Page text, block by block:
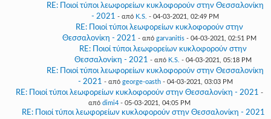
RE: Ποιοί τύποι λεωφορείων κυκλοφορούν στην Θεσσαλονίκη
- 2021 - από K.S. - 04-03-2021, 02:49 PM
RE: Ποιοί τύποι λεωφορείων κυκλοφορούν στην
Θεσσαλονίκη - 2021 - από garvanitis- 04-03-2021, 02:51 PM
RE: Ποιοί τύποι λεωφορείων κυκλοφορούν στην
Θεσσαλονίκη - 2021 - από K.S. - 04-03-2021, 05:18 PM
RE: Ποιοί τύποι λεωφορείων κυκλοφορούν στην Θεσσαλονίκη
- 2021 - από george-oasth- 04-03-2021, 03:03 PM
RE: Ποιοί τύποι λεωφορείων κυκλοφορούν στην Θεσσαλονίκη - 2021 -
από dimi4 - 05-03-2021, 04:05 PM
RE: Ποιοί τύποι λεωφορείων κυκλοφορούν στην Θεσσαλονίκη - 2021